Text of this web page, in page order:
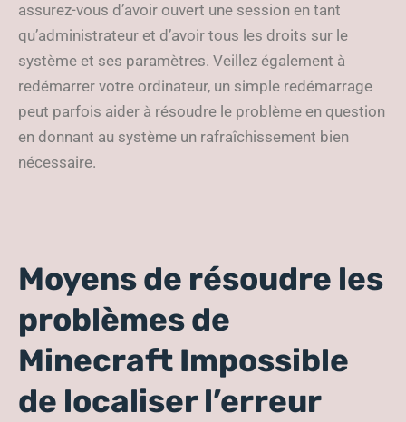
assurez-vous d’avoir ouvert une session en tant
qu’administrateur et d’avoir tous les droits sur le
système et ses paramètres. Veillez également à
redémarrer votre ordinateur, un simple redémarrage
peut parfois aider à résoudre le problème en question
en donnant au système un rafraîchissement bien
nécessaire.
Moyens de résoudre les
problèmes de
Minecraft Impossible
de localiser l’erreur